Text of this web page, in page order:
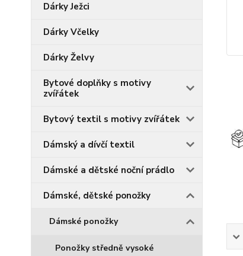
Dárky Ježci
Dárky Včelky
Dárky Želvy
Bytové doplňky s motivy
zvířátek
Bytový textil s motivy zvířátek
Dámský a dívčí textil
Dámské a dětské noční prádlo
Dámské, dětské ponožky
Dámské ponožky
Ponožky středně vysoké